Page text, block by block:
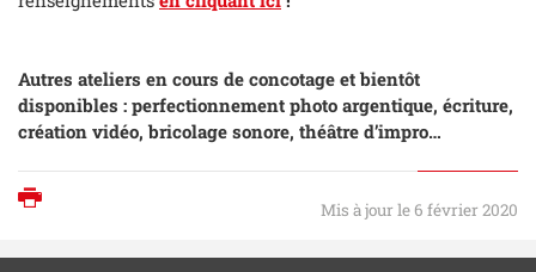
Autres ateliers en cours de concotage et bientôt
disponibles : perfectionnement photo argentique, écriture,
création vidéo, bricolage sonore, théâtre d’impro…
Mis à jour le 6 février 2020